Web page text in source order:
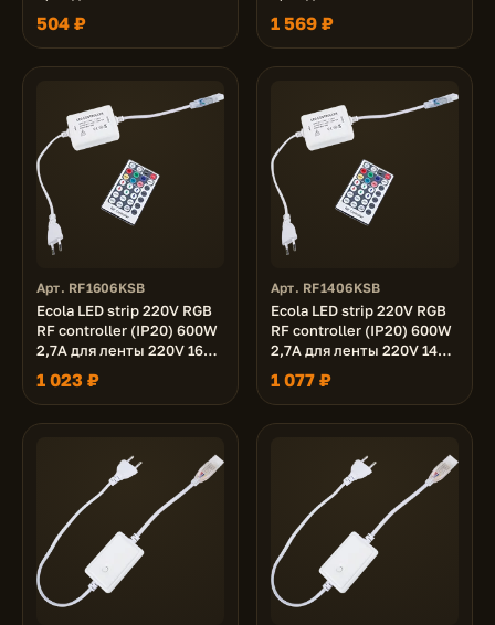
IP68 с инфракрасным
пультом
504 ₽
IP68 с кольцевым
сенсорным черным
радиопультом
1 569 ₽
Арт. RF1606KSB
Ecola LED strip 220V RGB
RF controller (IP20) 600W
2,7A для ленты 220V 16x8
IP68 с радиопультом
1 023 ₽
Арт. RF1406KSB
Ecola LED strip 220V RGB
RF controller (IP20) 600W
2,7A для ленты 220V 14x7
IP68 с радиопультом
1 077 ₽